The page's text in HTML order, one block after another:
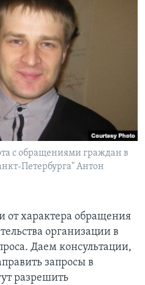
с обращениями граждан в
Петербурга" Антон
от характера обращения
организации в
Даем консультации,
запросы в
разрешить